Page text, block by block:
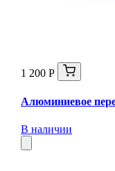
1 200 Р
Алюминиевое
В наличии